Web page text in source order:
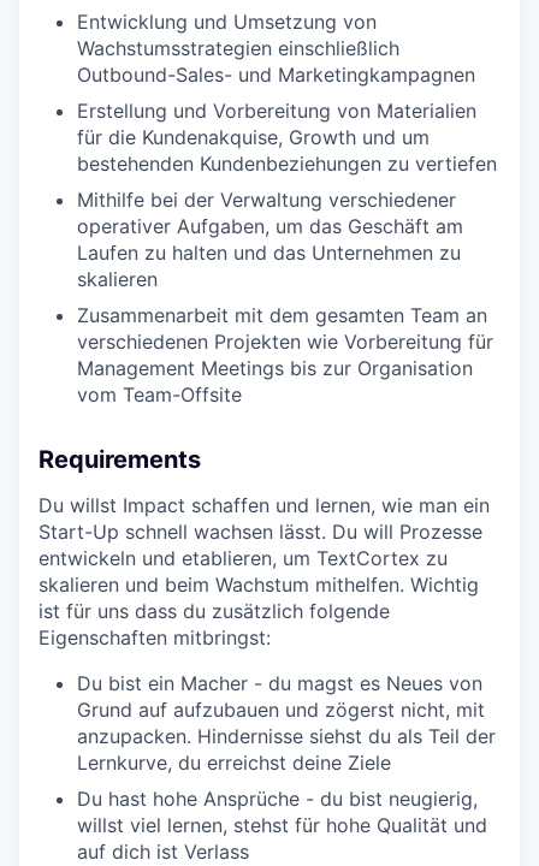
Entwicklung und Umsetzung von
Wachstumsstrategien einschließlich
Outbound-Sales- und Marketingkampagnen
Erstellung und Vorbereitung von Materialien
für die Kundenakquise, Growth und um
bestehenden Kundenbeziehungen zu vertiefen
Mithilfe bei der Verwaltung verschiedener
operativer Aufgaben, um das Geschäft am
Laufen zu halten und das Unternehmen zu
skalieren
Zusammenarbeit mit dem gesamten Team an
verschiedenen Projekten wie Vorbereitung für
Management Meetings bis zur Organisation
vom Team-Offsite
Requirements
Du willst Impact schaffen und lernen, wie man ein
Start-Up schnell wachsen lässt. Du will Prozesse
entwickeln und etablieren, um TextCortex zu
skalieren und beim Wachstum mithelfen. Wichtig
ist für uns dass du zusätzlich folgende
Eigenschaften mitbringst:
Du bist ein Macher - du magst es Neues von
Grund auf aufzubauen und zögerst nicht, mit
anzupacken. Hindernisse siehst du als Teil der
Lernkurve, du erreichst deine Ziele
Du hast hohe Ansprüche - du bist neugierig,
willst viel lernen, stehst für hohe Qualität und
auf dich ist Verlass